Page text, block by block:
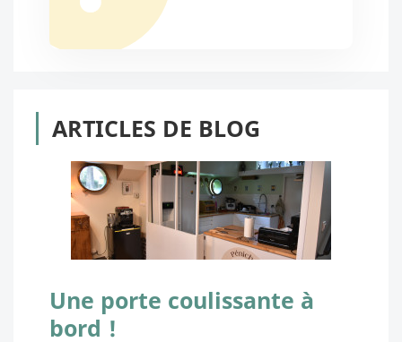
ARTICLES DE BLOG
Une porte coulissante à
bord !